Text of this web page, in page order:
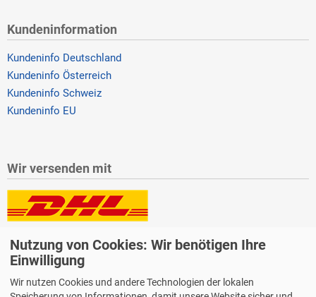
Kundeninformation
Kundeninfo Deutschland
Kundeninfo Österreich
Kundeninfo Schweiz
Kundeninfo EU
Wir versenden mit
Samstagszustellung
Nutzung von Cookies: Wir benötigen Ihre
Einwilligung
Wir nutzen Cookies und andere Technologien der lokalen